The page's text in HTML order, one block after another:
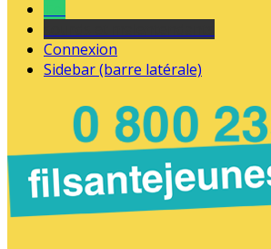
Connexion
Sidebar (barre latérale)